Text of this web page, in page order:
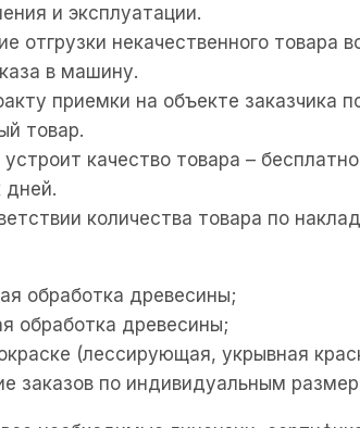
и эксплуатации.
отгрузки некачественного товара
в машину.
приемки на объекте заказчика
товар.
устроит качество товара –
дней.
количества товара по
обработка древесины;
обработка древесины;
(лессирующая, укрывная
заказов по индивидуальным